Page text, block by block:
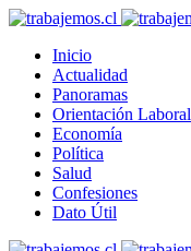
Inicio
Actualidad
Panoramas
Orientación Laboral
Economía
Política
Salud
Confesiones
Dato Útil